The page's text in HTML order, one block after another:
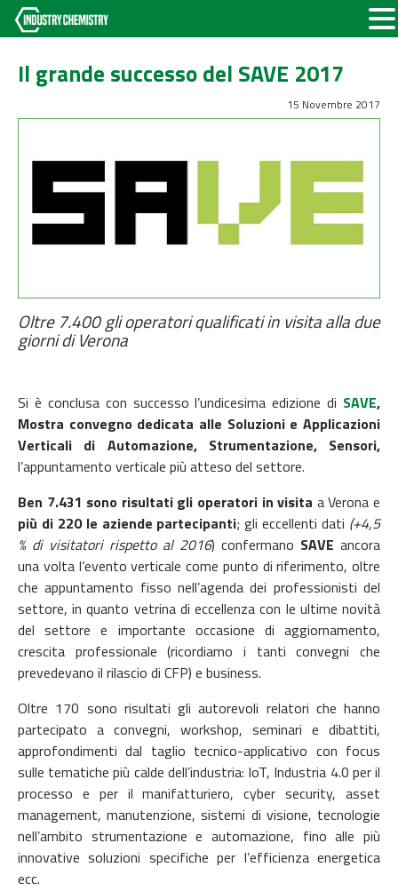
Il grande successo del SAVE 2017
15 Novembre 2017
Oltre 7.400 gli operatori qualificati in visita alla due
giorni di Verona
Si è conclusa con successo l’undicesima edizione di SAVE,
Mostra convegno dedicata alle Soluzioni e Applicazioni
Verticali di Automazione, Strumentazione, Sensori,
l’appuntamento verticale più atteso del settore.
Ben 7.431 sono risultati gli operatori in visita a Verona e
più di 220 le aziende partecipanti; gli eccellenti dati (+4,5
% di visitatori rispetto al 2016) confermano SAVE ancora
una volta l’evento verticale come punto di riferimento, oltre
che appuntamento fisso nell’agenda dei professionisti del
settore, in quanto vetrina di eccellenza con le ultime novità
del settore e importante occasione di aggiornamento,
crescita professionale (ricordiamo i tanti convegni che
prevedevano il rilascio di CFP) e business.
Oltre 170 sono risultati gli autorevoli relatori che hanno
partecipato a convegni, workshop, seminari e dibattiti,
approfondimenti dal taglio tecnico-applicativo con focus
sulle tematiche più calde dell’industria: IoT, Industria 4.0 per il
processo e per il manifatturiero, cyber security, asset
management, manutenzione, sistemi di visione, tecnologie
nell’ambito strumentazione e automazione, fino alle più
innovative soluzioni specifiche per l’efficienza energetica
ecc.